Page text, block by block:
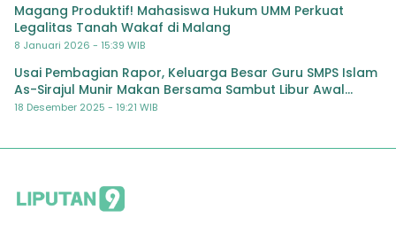
Magang Produktif! Mahasiswa Hukum UMM Perkuat
Legalitas Tanah Wakaf di Malang
8 Januari 2026 - 15:39 WIB
Usai Pembagian Rapor, Keluarga Besar Guru SMPS Islam
As-Sirajul Munir Makan Bersama Sambut Libur Awal
Semester
18 Desember 2025 - 19:21 WIB